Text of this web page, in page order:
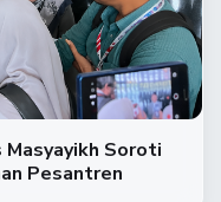
Soroti
Pesantren